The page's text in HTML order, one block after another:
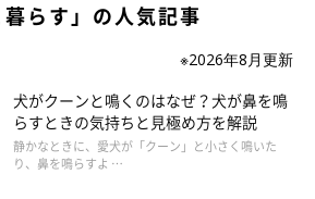
ニオイを嗅いでいるときの気持ちについて
ぐ理由と心理
暮らす」の人気記事
※2026年8月更新
犬がクーンと鳴くのはなぜ？犬が鼻を鳴
らすときの気持ちと見極め方を解説
静かなときに、愛犬が「クーン」と小さく鳴いた
り、鼻を鳴らすよ …